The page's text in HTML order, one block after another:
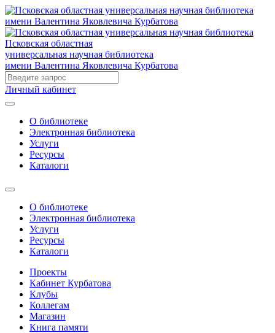
Псковская областная
универсальная научная библиотека
имени Валентина Яковлевича Курбатова
Личный кабинет
О библиотеке
Электронная библиотека
Услуги
Ресурсы
Каталоги
О библиотеке
Электронная библиотека
Услуги
Ресурсы
Каталоги
Проекты
Кабинет Курбатова
Клубы
Коллегам
Магазин
Книга памяти